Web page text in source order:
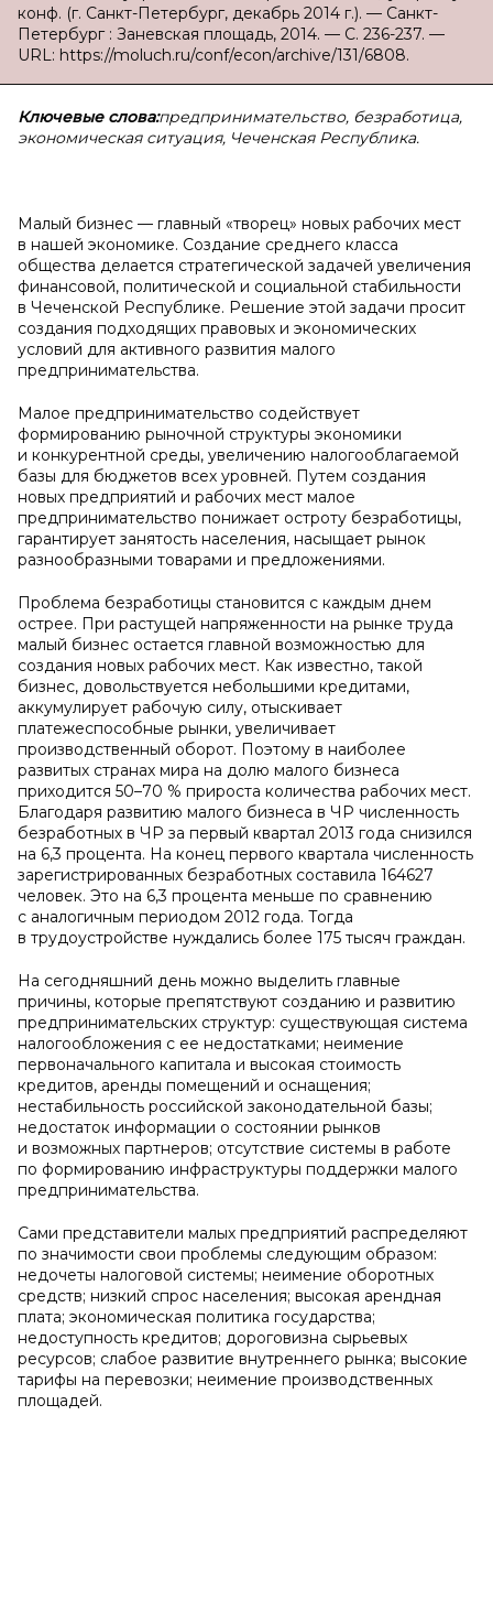
конф. (г. Санкт-Петербург, декабрь 2014 г.). — Санкт-
Петербург : Заневская площадь, 2014. — С. 236-237. —
URL: https://moluch.ru/conf/econ/archive/131/6808.
Ключевые слова:предпринимательство, безработица,
экономическая ситуация, Чеченская Республика.
Малый бизнес — главный «творец» новых рабочих мест
в нашей экономике. Создание среднего класса
общества делается стратегической задачей увеличения
финансовой, политической и социальной стабильности
в Чеченской Республике. Решение этой задачи просит
создания подходящих правовых и экономических
условий для активного развития малого
предпринимательства.
Малое предпринимательство содействует
формированию рыночной структуры экономики
и конкурентной среды, увеличению налогооблагаемой
базы для бюджетов всех уровней. Путем создания
новых предприятий и рабочих мест малое
предпринимательство понижает остроту безработицы,
гарантирует занятость населения, насыщает рынок
разнообразными товарами и предложениями.
Проблема безработицы становится с каждым днем
острее. При растущей напряженности на рынке труда
малый бизнес остается главной возможностью для
создания новых рабочих мест. Как известно, такой
бизнес, довольствуется небольшими кредитами,
аккумулирует рабочую силу, отыскивает
платежеспособные рынки, увеличивает
производственный оборот. Поэтому в наиболее
развитых странах мира на долю малого бизнеса
приходится 50–70 % прироста количества рабочих мест.
Благодаря развитию малого бизнеса в ЧР численность
безработных в ЧР за первый квартал 2013 года снизился
на 6,3 процента. На конец первого квартала численность
зарегистрированных безработных составила 164627
человек. Это на 6,3 процента меньше по сравнению
с аналогичным периодом 2012 года. Тогда
в трудоустройстве нуждались более 175 тысяч граждан.
На сегодняшний день можно выделить главные
причины, которые препятствуют созданию и развитию
предпринимательских структур: существующая система
налогообложения с ее недостатками; неимение
первоначального капитала и высокая стоимость
кредитов, аренды помещений и оснащения;
нестабильность российской законодательной базы;
недостаток информации о состоянии рынков
и возможных партнеров; отсутствие системы в работе
по формированию инфраструктуры поддержки малого
предпринимательства.
Сами представители малых предприятий распределяют
по значимости свои проблемы следующим образом:
недочеты налоговой системы; неимение оборотных
средств; низкий спрос населения; высокая арендная
плата; экономическая политика государства;
недоступность кредитов; дороговизна сырьевых
ресурсов; слабое развитие внутреннего рынка; высокие
тарифы на перевозки; неимение производственных
площадей.